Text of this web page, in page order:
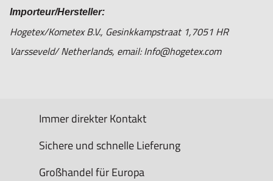
Importeur/Hersteller:
Hogetex/Kometex B.V., Gesinkkampstraat 1,7051 HR
Varsseveld/ Netherlands, email: Info@hogetex.com
Immer direkter Kontakt
Sichere und schnelle Lieferung
Großhandel für Europa